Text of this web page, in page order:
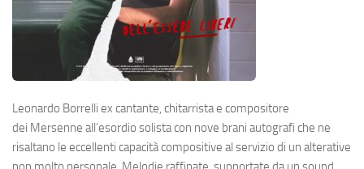
Leonardo Borrelli ex cantante, chitarrista e compositore
dei Mersenne all’esordio solista con nove brani autografi che ne
risaltano le eccellenti capacità compositive al servizio di un alterative